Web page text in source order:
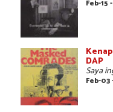
Feb-15
DAP
Saya
Feb-03